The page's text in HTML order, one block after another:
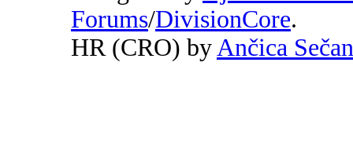
Forums/DivisionCore.
HR (CRO) byAnčica Sečan